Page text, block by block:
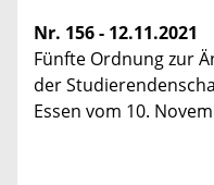
Nr. 156 - 12.11.2021
Fünfte Ordnung zur
der
Essen vom 10.